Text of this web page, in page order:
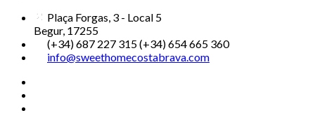
Plaça Forgas, 3 - Local 5
Begur, 17255
(+34) 687 227 315 (+34) 654 665 360
info@sweethomecostabrava.com